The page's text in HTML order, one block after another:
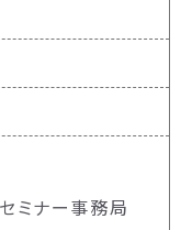
ミナー事務局